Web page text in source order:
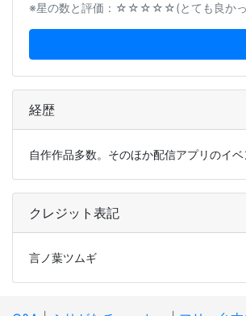
※星の数と評価：☆☆☆☆☆(とても良
経歴
自作作品多数。そのほか配信アプリのイ
クレジット表記
言ノ葉ツムギ